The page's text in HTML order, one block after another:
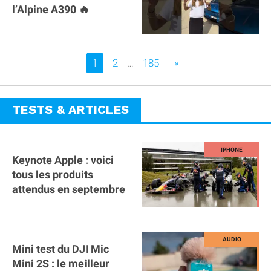
l’Alpine A390 🔥
Vous êtes sur la page
1 2 … 185 »
TESTS & ARTICLES
Keynote Apple : voici
tous les produits
attendus en septembre
Mini test du DJI Mic
Mini 2S : le meilleur